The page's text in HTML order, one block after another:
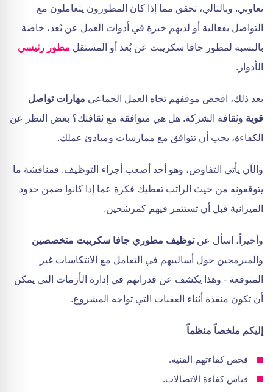
تعاوني. وبالتالي، تحقق مما إذا كان المطورون يتعاملون مع
التواصل بفعالية أو لديهم خبرة في أدوات العمل عن بُعد، خاصة
بالنسبة لمطور جافا سكريبت عن بُعد أو المستقل مطور رئيسي
الأدوار.
بعد ذلك، افحص موقفهم تجاه العمل الجماعي مهارات تواصل
قوية وثقافة الشركة. هل هي متوافقة مع ثقافتك؟ بغض النظر عن
الكفاءة، يجب أن تتوافق مع ممارسات ومبادئ عملك.
والآن يأتي التفاوض، وهو أحد أصعب أجزاء التوظيف. فمناقشة ما
يتوقعونه من حيث الراتب تعطيك فكرة عما إذا كانوا ضمن حدود
الميزانية قبل أن تستثمر فيهم كمرشحين.
وأخيراً، اسأل عنتوظيف مطوري جافا سكريبت متخصصين
والمبرمجين حول أساليبهم في التعامل مع الانتكاسات غير
المتوقعة - وهذا يكشف عن قدراتهم في إدارة الأزمات التي يمكن
أن تكون منقذة أثناء العقبات التي تواجه المشروع.
إليكم ملخصاً منظماً
فحص كفاءتهم الفنية.
قياس كفاءة الاتصالات.